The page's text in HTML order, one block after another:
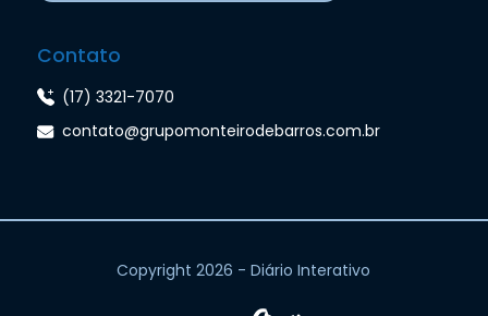
Contato
(17) 3321-7070
contato@grupomonteirodebarros.com.br
Copyright 2026 - Diário Interativo